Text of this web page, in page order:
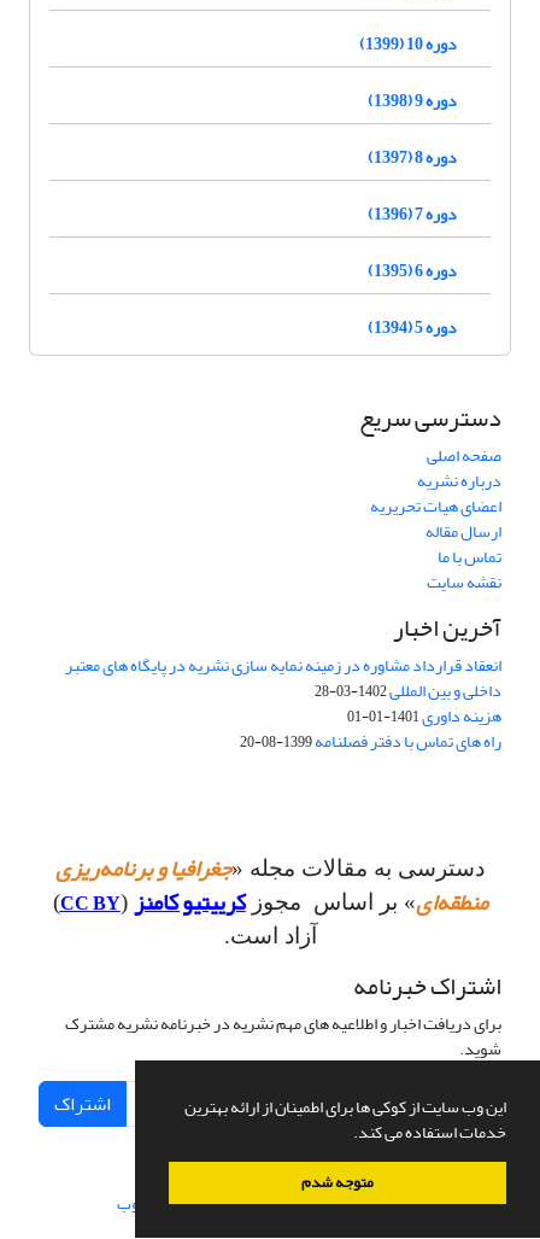
این وب سایت از کوکی ها برای اطمینان از ارائه بهترین
خدمات استفاده می کند.
متوجه شدم
دوره 10 (1399)
دوره 9 (1398)
دوره 8 (1397)
دوره 7 (1396)
دوره 6 (1395)
دوره 5 (1394)
دسترسی سریع
صفحه اصلی
درباره نشریه
اعضای هیات تحریریه
ارسال مقاله
تماس با ما
نقشه سایت
آخرین اخبار
انعقاد قرارداد مشاوره در زمینه نمایه سازی نشریه در پایگاه های معتبر
داخلی و بین المللی1402-03-28
هزینه داوری1401-01-01
راه های تماس با دفتر فصلنامه1399-08-20
دسترسی به مقالات مجله «جغرافیا و برنامه‌ریزی
منطقه‌ای» بر اساس مجوزکرییتیو کامنز (
CC BY
)
آزاد است.
اشتراک خبرنامه
برای دریافت اخبار و اطلاعیه های مهم نشریه در خبرنامه نشریه مشترک
شوید.
اشتراک
سامانه مدیریت نشریات علمی.طراحی و پیاده سازی از سیناوب